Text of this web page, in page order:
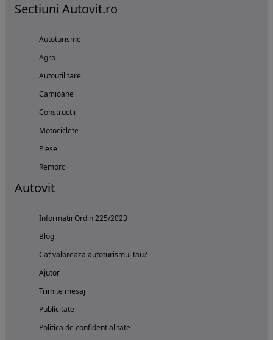
Sectiuni Autovit.ro
Autoturisme
Agro
Autoutilitare
Camioane
Constructii
Motociclete
Piese
Remorci
Autovit
Informatii Ordin 225/2023
Blog
Cat valoreaza autoturismul tau?
Ajutor
Trimite mesaj
Publicitate
Politica de confidentialitate